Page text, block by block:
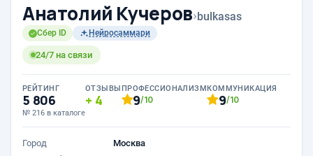
Анатолий Кучеров›bulkasas
Сбер ID Нейросаммари
24/7 на связи
РЕЙТИНГ
5 806
№ 216 в каталоге
ОТЗЫВЫ
4
ПРОФЕССИОНАЛИЗМ
9/10
КОММУНИКАЦИЯ
9/10
Город
Москва